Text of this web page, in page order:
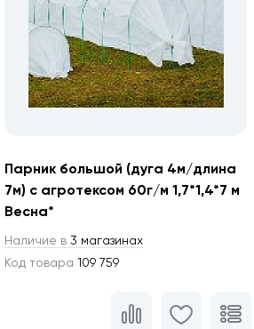
Парник большой (дуга 4м/длина
7м) с агротексом 60г/м 1,7*1,4*7 м
Весна*
Наличие в 3 магазинах
Код товара 109 759